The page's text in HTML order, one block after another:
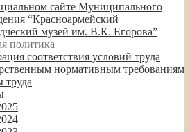
сайте Муниципального
“Красноармейский
музей им. В.К. Егорова”
политика
соответствия условий труда
нормативным требованиям
труда